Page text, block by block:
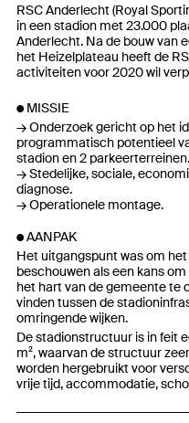
RSC Anderlecht (Royal
in een stadion met 23.000
Anderlecht. Na de bouw van
het Heizelplateau heeft de
activiteiten voor 2020 wil
MISSIE
Onderzoek gericht op het
programmatisch potentieel
stadion en 2 parkeerterreinen.
Stedelijke, sociale,
diagnose.
Operationele montage.
AANPAK
Het uitgangspunt was om
beschouwen als een kans
het hart van de gemeente te
vinden tussen de
omringende wijken.
De stadionstructuur is in feit
m², waarvan de structuur
worden hergebruikt voor
vrije tijd, accommodatie,